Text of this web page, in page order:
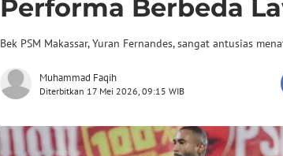
Performa Berbeda
Bek PSM Makassar, Yuran Fernandes, sangat antusias
Muhammad Faqih
Diterbitkan 17 Mei 2026, 09:15 WIB